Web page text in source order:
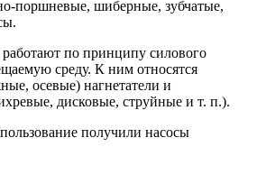
поршневые, шиберные, зубчатые,
по принципу силового
среду. К ним относятся
осевые) нагнетатели и
дисковые, струйные и т. п.).
получили насосы